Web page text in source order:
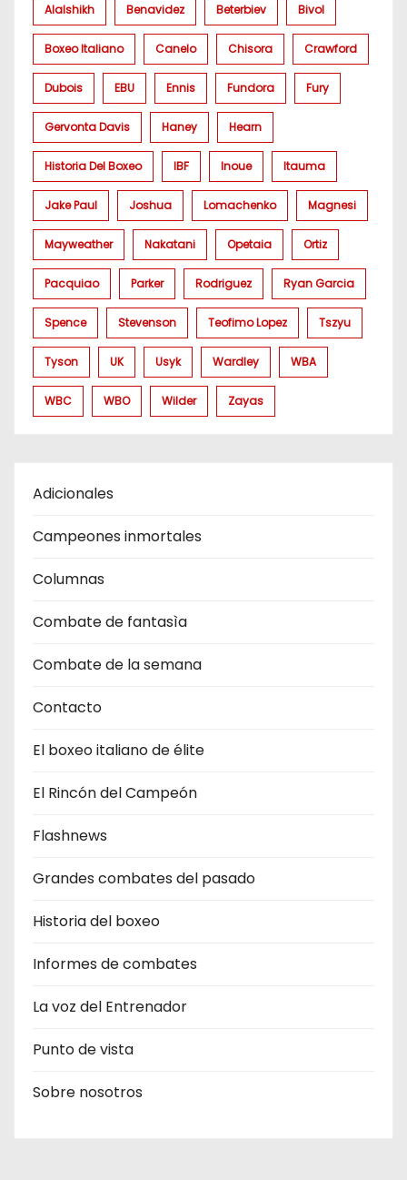
Alalshikh Benavidez Beterbiev Bivol
Boxeo Italiano Canelo Chisora Crawford
Dubois EBU Ennis Fundora Fury
Gervonta Davis Haney Hearn
Historia Del Boxeo IBF Inoue Itauma
Jake Paul Joshua Lomachenko Magnesi
Mayweather Nakatani Opetaia Ortiz
Pacquiao Parker Rodriguez Ryan Garcia
Spence Stevenson Teofimo Lopez Tszyu
Tyson UK Usyk Wardley WBA
WBC WBO Wilder Zayas
Adicionales
Campeones inmortales
Columnas
Combate de fantasìa
Combate de la semana
Contacto
El boxeo italiano de élite
El Rincón del Campeón
Flashnews
Grandes combates del pasado
Historia del boxeo
Informes de combates
La voz del Entrenador
Punto de vista
Sobre nosotros